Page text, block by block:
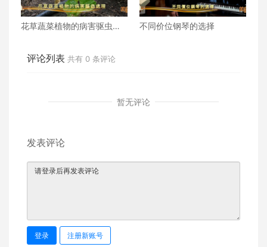
花草蔬菜植物的病害驱虫处
不同价位钢琴的选择
评论列表 共有 0 条评论
暂无评论
发表评论
登录 注册新账号